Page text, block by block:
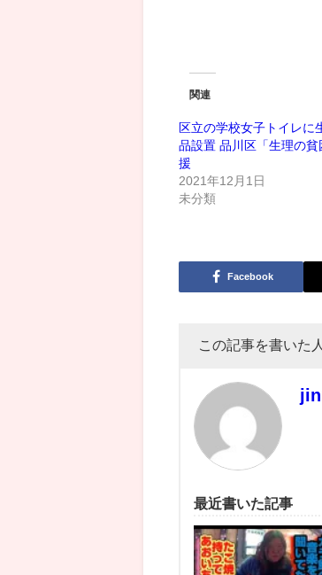
関連
区立の学校女子トイレに
品設置 品川区「生理の貧
援
2021年12月1日
未分類
Facebook
この記事を書いた人
最近書いた記事